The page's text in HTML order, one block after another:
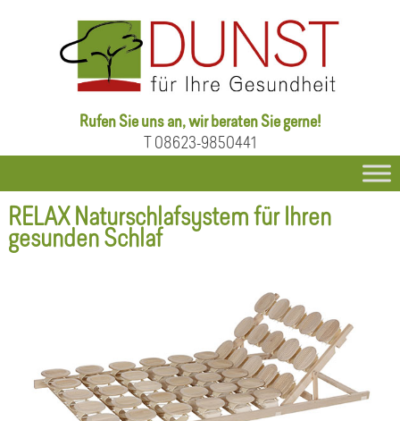
Rufen Sie uns an, wir beraten Sie gerne!
T 08623-9850441
RELAX Naturschlafsystem für Ihren
gesunden Schlaf